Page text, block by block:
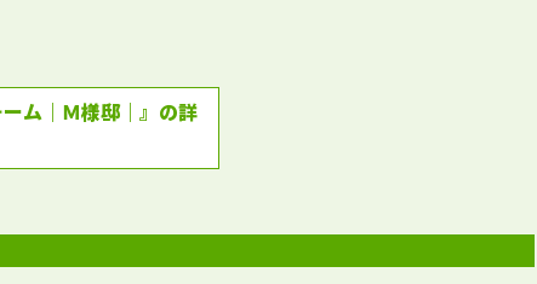
ム｜Ｍ様邸｜』の詳